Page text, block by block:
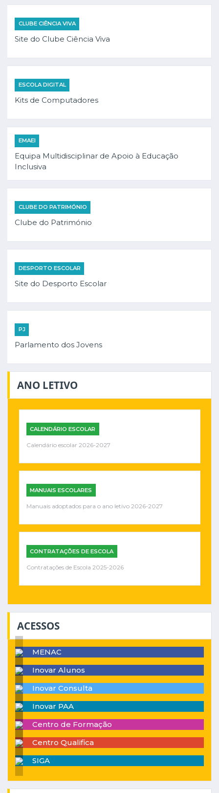
CLUBE CIÊNCIA VIVA
Site do Clube Ciência Viva
ESCOLA DIGITAL
Kits de Computadores
EMAEI
Equipa Multidisciplinar de Apoio à Educação
Inclusiva
CLUBE DO PATRIMÓNIO
Clube do Património
DESPORTO ESCOLAR
Site do Desporto Escolar
PJ
Parlamento dos Jovens
ANO LETIVO
CALENDÁRIO ESCOLAR
Calendário escolar 2026-2027
MANUAIS ESCOLARES
Manuais adoptados para o ano letivo 2026-2027
CONTRATAÇÕES DE ESCOLA
Contratações de Escola 2025-2026
ACESSOS
MENAC
Inovar Alunos
Inovar Consulta
Inovar PAA
Centro de Formação
Centro Qualifica
SIGA